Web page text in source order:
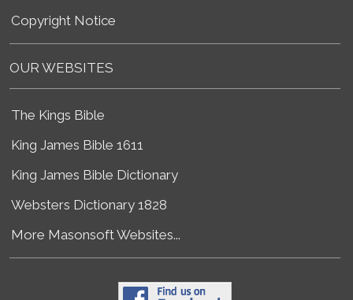
Copyright Notice
OUR WEBSITES
The Kings Bible
King James Bible 1611
King James Bible Dictionary
Websters Dictionary 1828
More Masonsoft Websites...